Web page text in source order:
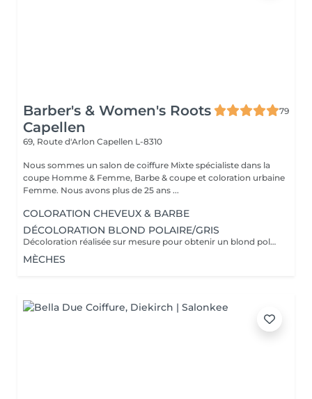
Barber's & Women's Roots
Capellen
79
69, Route d'Arlon Capellen L-8310
Nous sommes un salon de coiffure Mixte spécialiste dans la
coupe Homme & Femme, Barbe & coupe et coloration urbaine
Femme. Nous avons plus de 25 ans ...
COLORATION CHEVEUX & BARBE
DÉCOLORATION BLOND POLAIRE/GRIS
Décoloration réalisée sur mesure pour obtenir un blond polaire ,gris ou toute autre nuance claire . la prestation est adaptée à l'état et à la nature de vos cheveux afin de préserver leur qualité. Un devis personnalisé sera établi avant toute prestation , le tarif pouvant varier selon la longueur des cheveux ,l'épaisseur et le travail a réaliser .
MÈCHES